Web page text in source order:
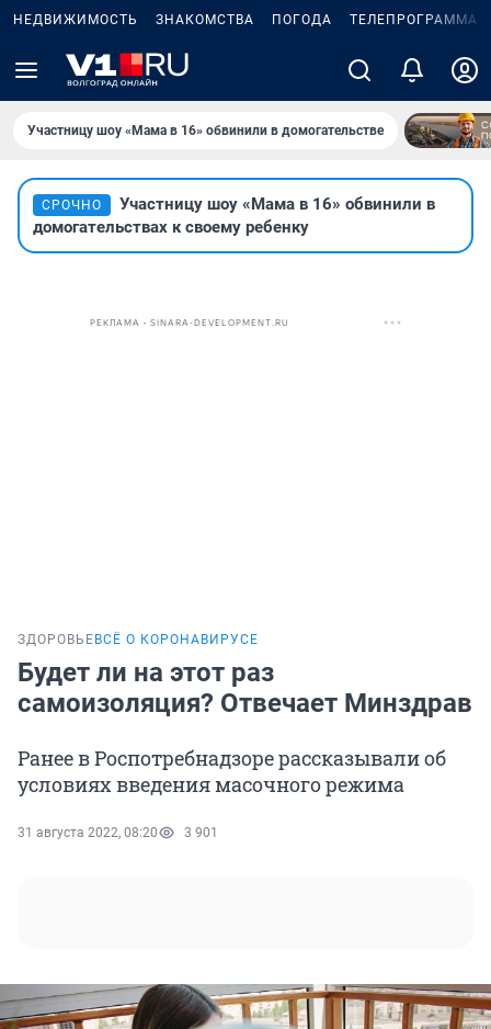
НЕДВИЖИМОСТЬ ЗНАКОМСТВА ПОГОДА ТЕЛЕПРОГРАММА
Участницу шоу «Мама в 16» обвинили в домогательстве
СРОЧНО
Участницу шоу «Мама в 16» обвинили в
домогательствах к своему ребенку
РЕКЛАМА • SINARA-DEVELOPMENT.RU
ЗДОРОВЬЕ ВСЁ О КОРОНАВИРУСЕ
Будет ли на этот раз
самоизоляция? Отвечает Минздрав
Ранее в Роспотребнадзоре рассказывали об
условиях введения масочного режима
31 августа 2022, 08:20 3 901